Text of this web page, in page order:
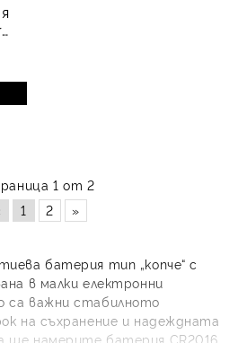
1 от 2
1 2 »
батерия тип „копче“ с
в малки електронни
са важни стабилното
на съхранение и надеждната
ще намерите батерия CR2016